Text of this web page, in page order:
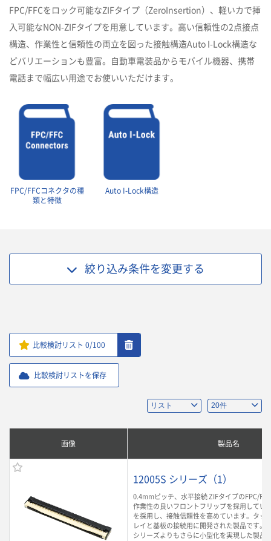
FPC/FFCをロック可能なZIFタイプ（ZeroInsertion）、軽いカで挿
入可能なNON-ZIFタイプを用意しています。高い信頼性の2点接点
構造、作業性と信頼性の両立を図った接触構造Auto I-Lock構造な
どバリエーションも豊富。自動車電装品からモバイル機器、携帯
電話まで幅広い用途でお使いいただけます。
FPC/FFCコネクタの種
類と特徴
Auto I-Lock構造
絞り込み条件を変更する
比較検討リスト 0/100
比較検討リストを保存
画像 製品名
12005S シリーズ（1）
0.4mmピッチ、水平接続 ZIFタイプのFPC/
作業性の良いフロントフリップを採用してい
を採用し、接触信頼性を高めています。タッ
レイと基板の接続用に開発された製品です。
シリーズよりもさらに小型化を実現した製品